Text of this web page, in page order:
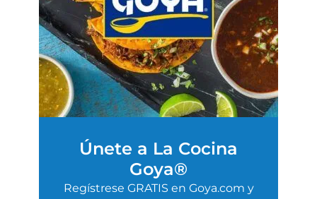
Únete a La Cocina
Goya®
Regístrese GRATIS en Goya.com y